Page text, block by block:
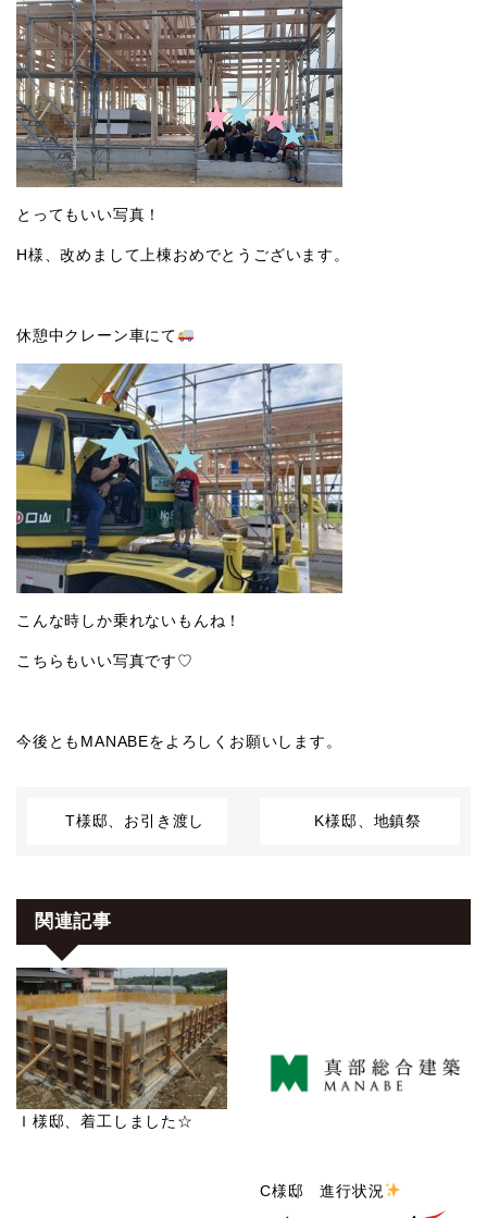
とってもいい写真！
H様、改めまして上棟おめでとうございます。
休憩中クレーン車にて
こんな時しか乗れないもんね！
こちらもいい写真です♡
今後ともMANABEをよろしくお願いします。
T様邸、お引き渡し K様邸、地鎮祭
関連記事
Ｉ様邸、着工しました☆
C様邸 進行状況